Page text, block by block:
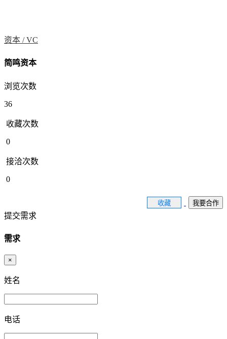
资本 /VC
简鸣资本
浏览次数
36
收藏次数
0
接洽次数
0
收藏 我要合作
提交需求
需求
×
姓名
电话